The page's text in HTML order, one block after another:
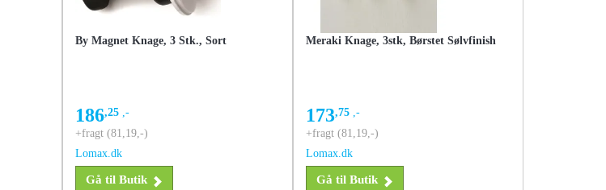
By Magnet Knage, 3 Stk., Sort
186,25 ,-
+fragt (81,19,-)
Lomax.dk
Gå til Butik
Meraki Knage, 3stk, Børstet Sølvfinish
173,75 ,-
+fragt (81,19,-)
Lomax.dk
Gå til Butik